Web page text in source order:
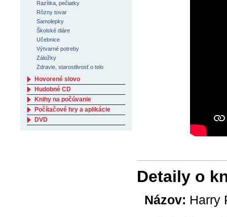
Detaily o
Názov: Harry
Razítka, pečiatky
Rôzny tovar
Samolepky
Školské diáre
Učebnice
Výtvarné potreby
Záložky
Zdravie, starostlivosť o telo
Hovorené slovo
Hudobné CD
Knihy na počúvanie
Počítačové hry a aplikácie
DVD